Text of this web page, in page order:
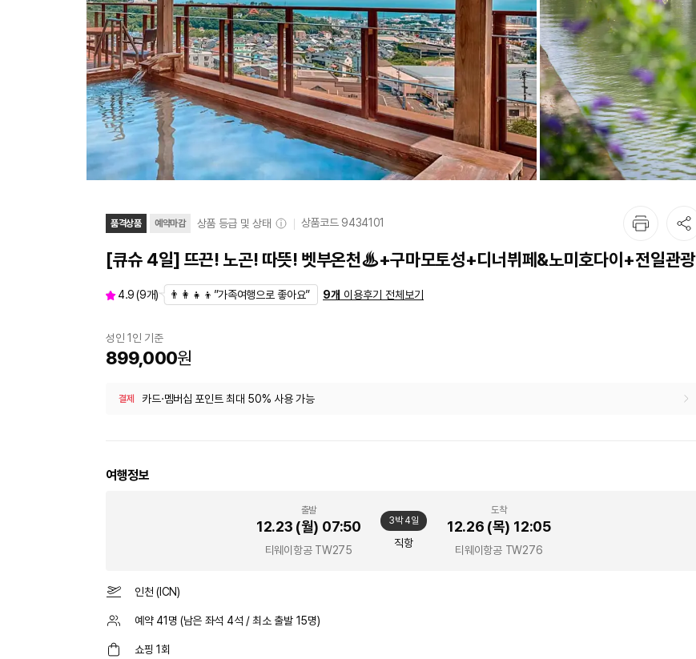
품격상품 예약마감 상품 등급 및 상태 상품코드 9434101
[큐슈 4일] 뜨끈! 노곤! 따뜻! 벳부온천♨+구마모토성+디너뷔페&노미호다이+전일관광
4.9(9개) 👨‍👩‍👧‍👦”가족여행으로 좋아요” 9개 이용후기 전체보기
성인 1인 기준
899,000원
결제 카드·멤버십 포인트 최대 50% 사용 가능
여행정보
출발
12.23 (월) 07:50
티웨이항공 TW275
3박 4일
직항
도착
12.26 (목) 12:05
티웨이항공 TW276
인천 (ICN)
예약 41명 (남은 좌석 4석 / 최소 출발 15명)
쇼핑 1회